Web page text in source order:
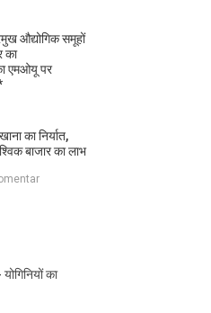
औद्योगिक समूहों
का
एमओयू पर
का निर्यात,
बाजार का लाभ
का